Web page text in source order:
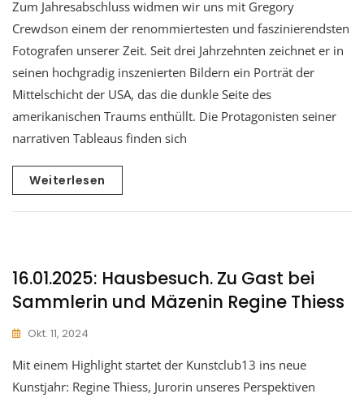
Zum Jahresabschluss widmen wir uns mit Gregory
Crewdson einem der renommiertesten und faszinierendsten
Fotografen unserer Zeit. Seit drei Jahrzehnten zeichnet er in
seinen hochgradig inszenierten Bildern ein Porträt der
Mittelschicht der USA, das die dunkle Seite des
amerikanischen Traums enthüllt. Die Protagonisten seiner
narrativen Tableaus finden sich
Weiterlesen
16.01.2025: Hausbesuch. Zu Gast bei
Sammlerin und Mäzenin Regine Thiess
Okt. 11, 2024
Mit einem Highlight startet der Kunstclub13 ins neue
Kunstjahr: Regine Thiess, Jurorin unseres Perspektiven